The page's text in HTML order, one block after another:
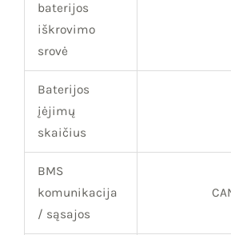
baterijos
iškrovimo
srovė
Baterijos
įėjimų
skaičius
BMS
komunikacija
/ sąsajos